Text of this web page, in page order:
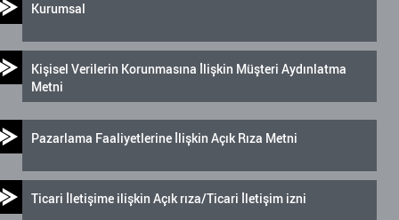
Kurumsal
Kişisel Verilerin Korunmasına İlişkin Müşteri Aydınlatma
Metni
Pazarlama Faaliyetlerine İlişkin Açık Rıza Metni
Ticari İletişime ilişkin Açık rıza/Ticari İletişim izni